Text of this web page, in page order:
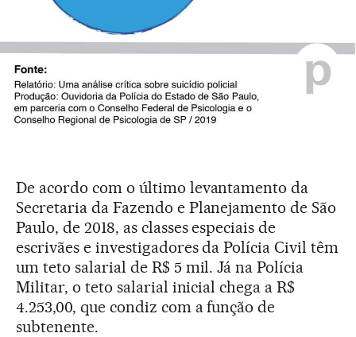
De acordo com o último levantamento da
Secretaria da Fazendo e Planejamento de São
Paulo, de 2018, as classes especiais de
escrivães e investigadores da Polícia Civil têm
um teto salarial de R$ 5 mil. Já na Polícia
Militar, o teto salarial inicial chega a R$
4.253,00, que condiz com a função de
subtenente.